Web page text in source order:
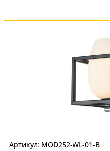
MOD252-WL-01-B